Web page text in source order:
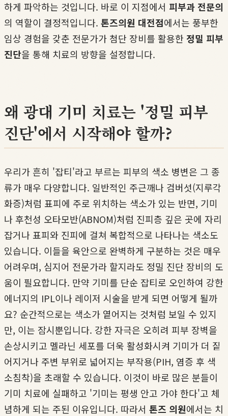
하게 파악하는 것입니다. 바로 이 지점에서 피부과 전문의
의 역할이 결정적입니다. 톤즈의원 대전점에서는 풍부한
임상 경험을 갖춘 전문가가 첨단 장비를 활용한 정밀 피부
진단을 통해 치료의 방향을 설정합니다.
왜 광대 기미 치료는 '정밀 피부
진단'에서 시작해야 할까?
우리가 흔히 '잡티'라고 부르는 피부의 색소 병변은 그 종
류가 매우 다양합니다. 일반적인 주근깨나 검버섯(지루각
화증)처럼 표피에 주로 위치하는 색소가 있는 반면, 기미
나 후천성 오타모반(ABNOM)처럼 진피층 깊은 곳에 자리
잡거나 표피와 진피에 걸쳐 복합적으로 나타나는 색소도
있습니다. 이들을 육안으로 완벽하게 구분하는 것은 매우
어려우며, 심지어 전문가라 할지라도 정밀 진단 장비의 도
움이 필요합니다. 만약 기미를 단순 잡티로 오인하여 강한
에너지의 IPL이나 레이저 시술을 받게 되면 어떻게 될까
요? 순간적으로는 색소가 옅어지는 것처럼 보일 수 있지
만, 이는 잠시뿐입니다. 강한 자극은 오히려 피부 장벽을
손상시키고 멜라닌 세포를 더욱 활성화시켜 기미가 더 짙
어지거나 주변 부위로 넓어지는 부작용(PIH, 염증 후 색
소침착)을 초래할 수 있습니다. 이것이 바로 많은 분들이
기미 치료에 실패하고 '기미는 평생 안고 가야 한다'고 체
념하게 되는 주된 이유입니다. 따라서 톤즈 의원에서는 치